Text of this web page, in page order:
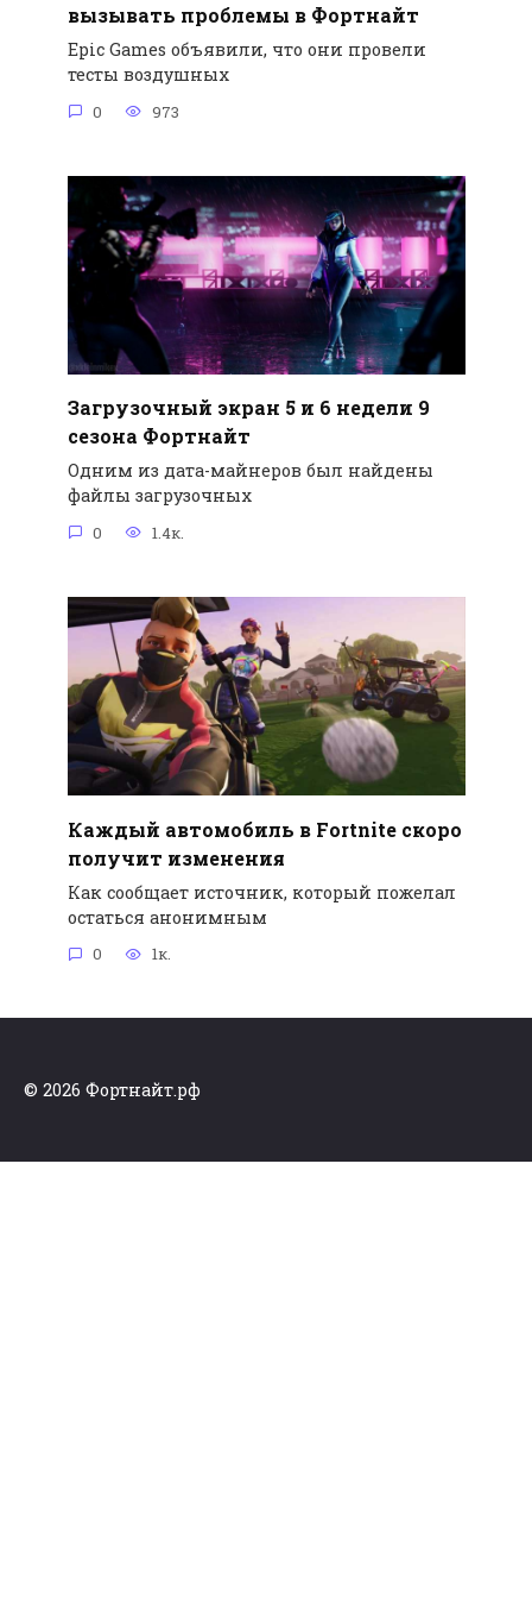
вызывать проблемы в Фортнайт
Epic Games объявили, что они провели
тесты воздушных
0 973
Загрузочный экран 5 и 6 недели 9
сезона Фортнайт
Одним из дата-майнеров был найдены
файлы загрузочных
0 1.4к.
Каждый автомобиль в Fortnite скоро
получит изменения
Как сообщает источник, который пожелал
остаться анонимным
0 1к.
© 2026 Фортнайт.рф